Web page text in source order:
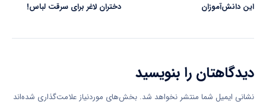
این دانش‌آموزان
دختران لاغر برای سرقت لباس!
دیدگاهتان را بنویسید
نشانی ایمیل شما منتشر نخواهد شد. بخش‌های موردنیاز علامت‌گذاری شده‌اند